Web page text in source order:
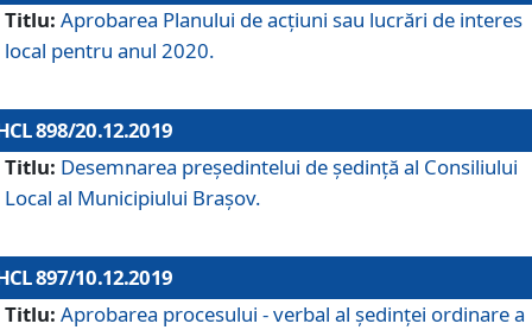
Titlu: Aprobarea Planului de acţiuni sau lucrări de interes
local pentru anul 2020.
898/20.12.2019
Titlu: Desemnarea preşedintelui de şedinţă al Consiliului
Local al Municipiului Braşov.
897/10.12.2019
Titlu: Aprobarea procesului - verbal al şedinţei ordinare a